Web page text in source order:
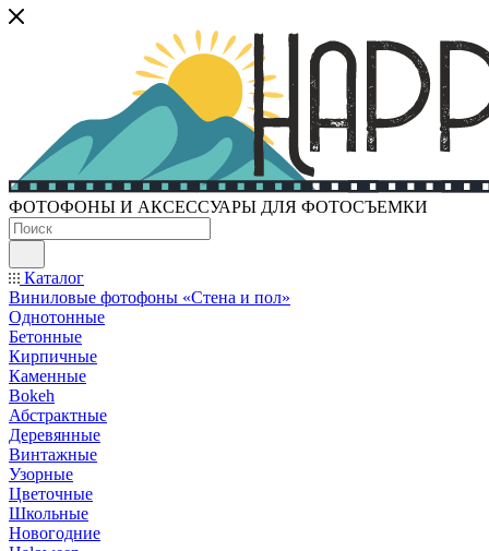
ФОТОФОНЫ И АКСЕССУАРЫ ДЛЯ ФОТОСЪЕМКИ
Каталог
Виниловые фотофоны «Стена и пол»
Однотонные
Бетонные
Кирпичные
Каменные
Bokeh
Абстрактные
Деревянные
Винтажные
Узорные
Цветочные
Школьные
Новогодние